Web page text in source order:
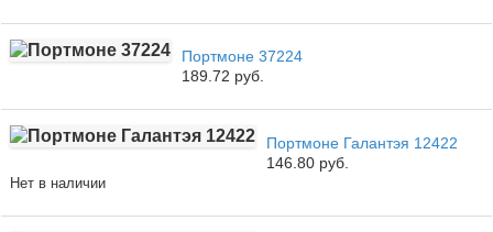
Портмоне 37224
189.72 руб.
Портмоне Галантэя 12422
146.80 руб.
Нет в наличии